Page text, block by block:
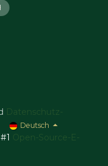
Datenschutz-
Deutsch
Open-Source-E-